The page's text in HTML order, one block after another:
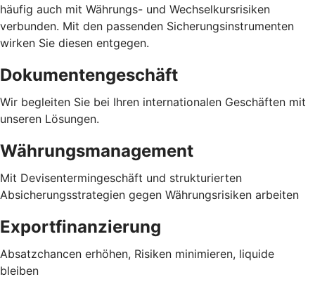
häufig auch mit Währungs- und Wechselkursrisiken
verbunden. Mit den passenden Sicherungsinstrumenten
wirken Sie diesen entgegen.
Dokumentengeschäft
Wir begleiten Sie bei Ihren internationalen Geschäften mit
unseren Lösungen.
Währungsmanagement
Mit Devisentermingeschäft und strukturierten
Absicherungsstrategien gegen Währungsrisiken arbeiten
Exportfinanzierung
Absatzchancen erhöhen, Risiken minimieren, liquide
bleiben